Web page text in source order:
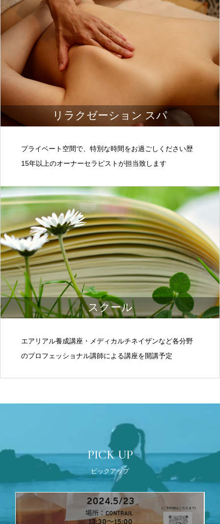
リラクゼーション スパ
プライベート空間で、特別な時間をお過ごしください歴
15年以上のオーナーセラピストが担当致します
スクール
エアリアル養成講座・メディカルチネイザンなど各分野
のプロフェッショナル講師による講座を開講予定
PICK UP
ピックアップ